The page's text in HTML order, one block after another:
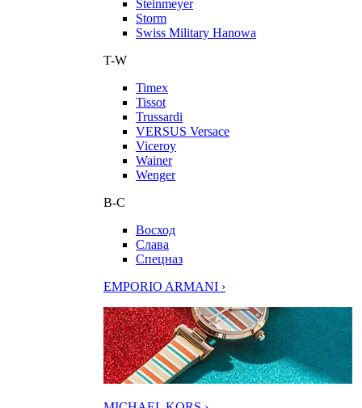
Steinmeyer
Storm
Swiss Military Hanowa
T-W
Timex
Tissot
Trussardi
VERSUS Versace
Viceroy
Wainer
Wenger
В-С
Восход
Слава
Спецназ
EMPORIO ARMANI ›